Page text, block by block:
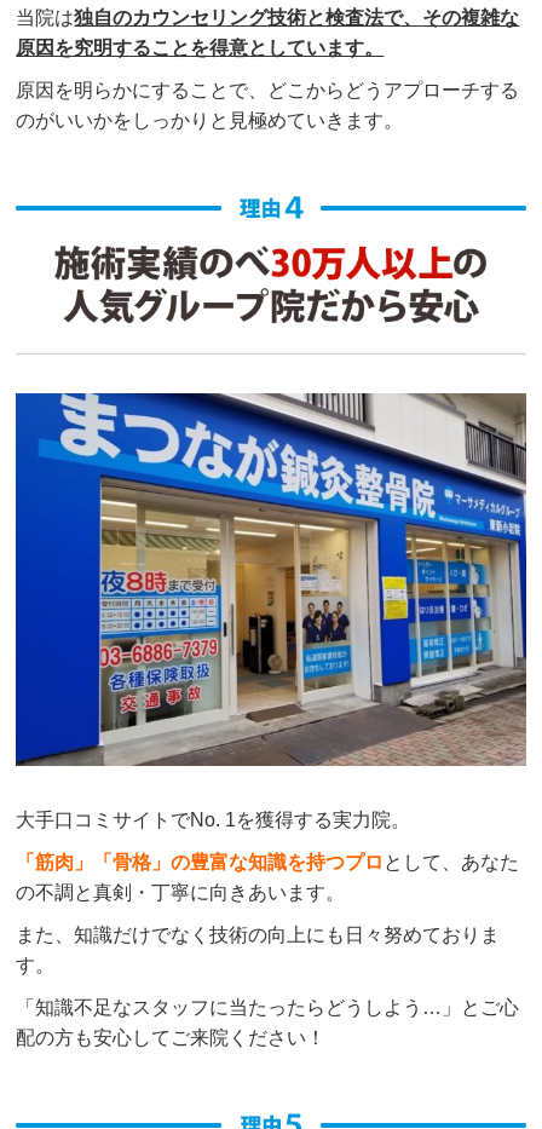
当院は独自のカウンセリング技術と検査法で、その複雑な
原因を究明することを得意としています。
原因を明らかにすることで、どこからどうアプローチする
のがいいかをしっかりと見極めていきます。
大手口コミサイトでNo. 1を獲得する実力院。
「筋肉」「骨格」の豊富な知識を持つプロ として、あなた
の不調と真剣・丁寧に向きあいます。
また、知識だけでなく技術の向上にも日々努めておりま
す。
「知識不足なスタッフに当たったらどうしよう…」とご心
配の方も安心してご来院ください！